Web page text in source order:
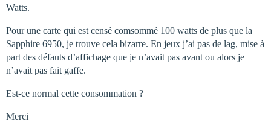
Watts.
Pour une carte qui est censé comsommé 100 watts de plus que la
Sapphire 6950, je trouve cela bizarre. En jeux j’ai pas de lag, mise à
part des défauts d’affichage que je n’avait pas avant ou alors je
n’avait pas fait gaffe.
Est-ce normal cette consommation ?
Merci